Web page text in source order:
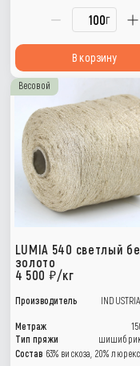
г
В корзину
Весовой
LUMIA 540 светлый
золото
4 500
/кг
Производитель
Метраж
Тип пряжи
Состав 63% вискоза, 20%